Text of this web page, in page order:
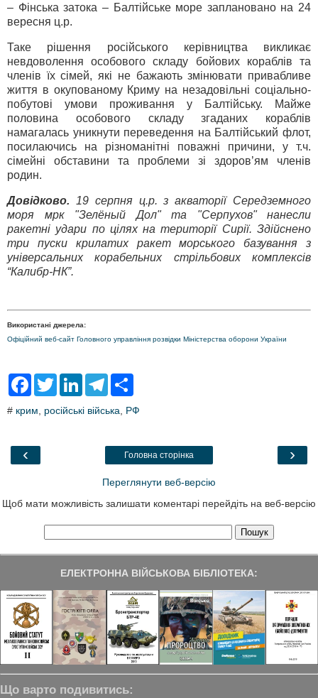
– Фінська затока – Балтійське море заплановано на 24
вересня ц.р.
Таке рішення російського керівництва викликає
невдоволення особового складу бойових кораблів та
членів їх сімей, які не бажають змінювати привабливе
життя в окупованому Криму на незадовільні соціально-
побутові умови проживання у Балтійську. Майже
половина особового складу згаданих кораблів
намагалась уникнути переведення на Балтійський флот,
посилаючись на різноманітні поважні причини, у т.ч.
сімейні обставини та проблеми зі здоров’ям членів
родин.
Довідково. 19 серпня ц.р. з акваторії Середземного
моря мрк "Зелёный Дол" та "Серпухов" нанесли
ракетні удари по цілях на території Сирії. Здійснено
три пуски крилатих ракет морського базування з
універсальних корабельних стрільбових комплексів
“Калибр-НК”.
Використані джерела:
Офіційний веб-сайт Головного управління розвідки Міністерства оборони України
F
e
o
T
t
L
k
T
e
a
r
# крим, російські війська, РФ
‹ ›
Головна сторінка
Переглянути веб-версію
Щоб мати можливість залишати коментарі перейдіть на веб-версію
ЕЛЕКТРОННА ВІЙСЬКОВА БІБЛІОТЕКА:
Що варто подивитись: